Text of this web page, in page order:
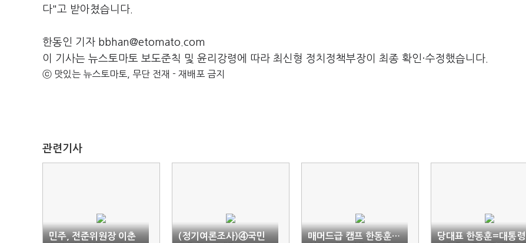
다"고 받아쳤습니다.
한동인 기자 bbhan@etomato.com
이 기사는 뉴스토마토 보도준칙 및 윤리강령에 따라 최신형 정치정책부장이 최종 확인·수정했습니다.
ⓒ 맛있는 뉴스토마토, 무단 전재 - 재배포 금지
관련기사
민주, 전준위원장 이춘
(정기여론조사)④국민
매머드급 캠프 한동훈…
당대표 한동훈=대통령